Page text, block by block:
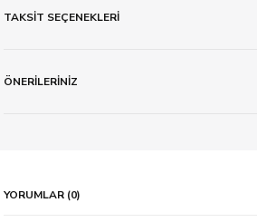
TAKSİT SEÇENEKLERİ
ÖNERİLERİNİZ
YORUMLAR (0)